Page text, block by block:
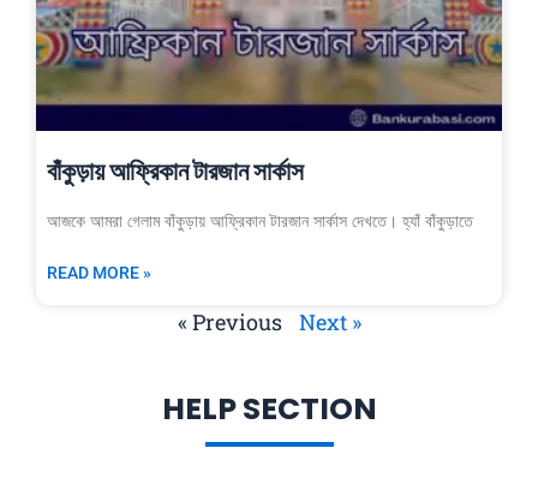
বাঁকুড়ায় আফ্রিকান টারজান সার্কাস
আজকে আমরা গেলাম বাঁকুড়ায় আফ্রিকান টারজান সার্কাস দেখতে। হ্যাঁ বাঁকুড়াতে
READ MORE »
« Previous Next »
HELP SECTION